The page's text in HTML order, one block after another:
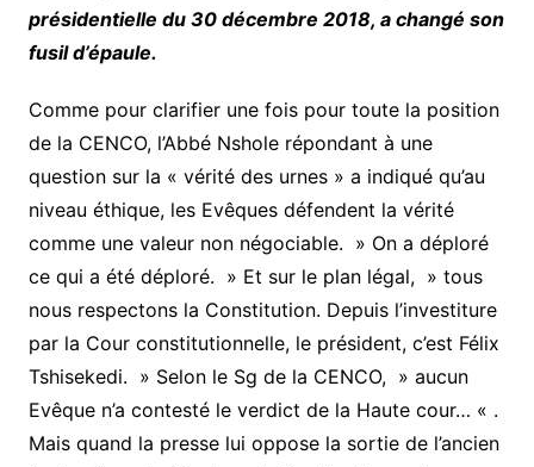
présidentielle du 30 décembre 2018, a changé son
fusil d’épaule.
Comme pour clarifier une fois pour toute la position
de la CENCO, l’Abbé Nshole répondant à une
question sur la « vérité des urnes » a indiqué qu’au
niveau éthique, les Evêques défendent la vérité
comme une valeur non négociable. » On a déploré
ce qui a été déploré. » Et sur le plan légal, » tous
nous respectons la Constitution. Depuis l’investiture
par la Cour constitutionnelle, le président, c’est Félix
Tshisekedi. » Selon le Sg de la CENCO, » aucun
Evêque n’a contesté le verdict de la Haute cour… « .
Mais quand la presse lui oppose la sortie de l’ancien